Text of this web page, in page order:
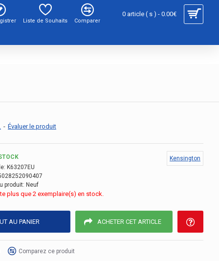
Liste de Souhaits Comparer
0 article ( s ) - 0.00€
- Évaluer le produit
K63207EU
produit: Neuf
Kensington
plus que 2 exemplaire(s) en stock.
AU PANIER ACHETER CET ARTICLE
Comparez ce produit